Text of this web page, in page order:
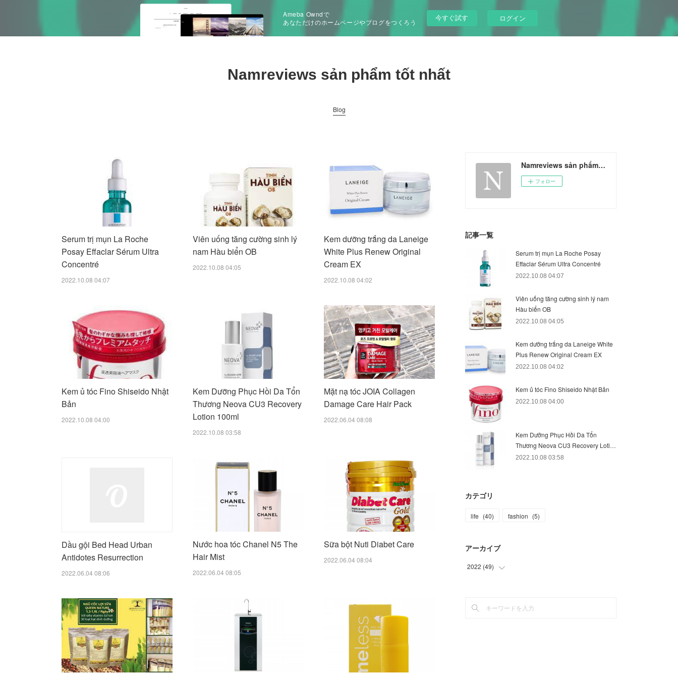
Ameba Owndで
あなただけのホームページやブログをつくろう
今すぐ試す ログイン
Namreviews sản phẩm tốt nhất
Blog
Serum trị mụn La Roche
Posay Effaclar Sérum Ultra
Concentré
2022.10.08 04:07
Viên uống tăng cường sinh lý
nam Hàu biển OB
2022.10.08 04:05
Kem dưỡng trắng da Laneige
White Plus Renew Original
Cream EX
2022.10.08 04:02
Kem ủ tóc Fino Shiseido Nhật
Bản
2022.10.08 04:00
Kem Dưỡng Phục Hồi Da Tổn
Thương Neova CU3 Recovery
Lotion 100ml
2022.10.08 03:58
Mặt nạ tóc JOIA Collagen
Damage Care Hair Pack
2022.06.04 08:08
Dầu gội Bed Head Urban
Antidotes Resurrection
2022.06.04 08:06
Nước hoa tóc Chanel N5 The
Hair Mist
2022.06.04 08:05
Sữa bột Nuti Diabet Care
2022.06.04 08:04
Namreviews sản phẩm tốt nhất
フォロー
記事一覧
Serum trị mụn La Roche Posay
Effaclar Sérum Ultra Concentré
2022.10.08 04:07
Viên uống tăng cường sinh lý nam
Hàu biển OB
2022.10.08 04:05
Kem dưỡng trắng da Laneige White
Plus Renew Original Cream EX
2022.10.08 04:02
Kem ủ tóc Fino Shiseido Nhật Bản
2022.10.08 04:00
Kem Dưỡng Phục Hồi Da Tổn
Thương Neova CU3 Recovery Loti…
2022.10.08 03:58
カテゴリ
life (40) fashion (5)
アーカイブ
2022 (49)
(